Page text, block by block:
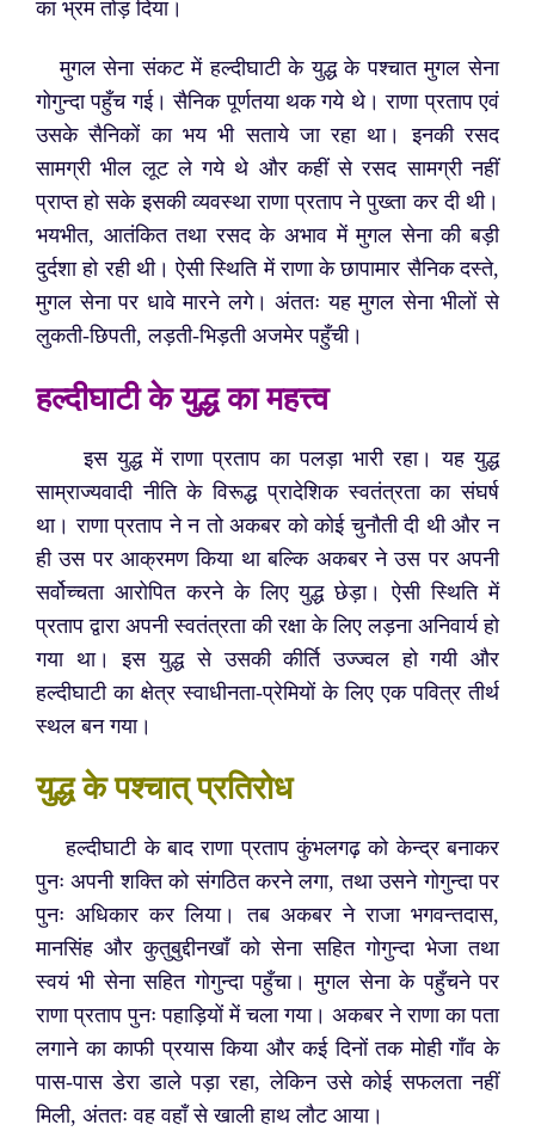
का भ्रम तोड़ दिया।
मुगल सेना संकट में हल्दीघाटी के युद्ध के पश्चात मुगल सेना
गोगुन्दा पहुँच गई। सैनिक पूर्णतया थक गये थे। राणा प्रताप एवं
उसके सैनिकों का भय भी सताये जा रहा था। इनकी रसद
सामग्री भील लूट ले गये थे और कहीं से रसद सामग्री नहीं
प्राप्त हो सके इसकी व्यवस्था राणा प्रताप ने पुख्ता कर दी थी।
भयभीत, आतंकित तथा रसद के अभाव में मुगल सेना की बड़ी
दुर्दशा हो रही थी। ऐसी स्थिति में राणा के छापामार सैनिक दस्ते,
मुगल सेना पर धावे मारने लगे। अंततः यह मुगल सेना भीलों से
लुकती-छिपती, लड़ती-भिड़ती अजमेर पहुँची।
हल्दीघाटी के युद्ध का महत्त्व
इस युद्ध में राणा प्रताप कापलड़ा भारी रहा। यह युद्ध
साम्राज्यवादी नीति के विरूद्ध प्रादेशिक स्वतंत्रता का संघर्ष
था। राणा प्रताप ने न तो अकबर को कोई चुनौती दी थी और न
ही उस पर आक्रमण किया था बल्कि अकबर ने उस पर अपनी
सर्वोच्चता आरोपित करने के लिए युद्ध छेड़ा। ऐसी स्थिति में
प्रताप द्वारा अपनी स्वतंत्रता की रक्षा के लिए लड़ना अनिवार्य हो
गया था। इस युद्ध से उसकी कीर्ति उज्ज्वल हो गयी और
हल्दीघाटी का क्षेत्र स्वाधीनता-प्रेमियों के लिए एक पवित्र तीर्थ
स्थल बन गया।
युद्ध के पश्चात् प्रतिरोध
हल्दीघाटी के बाद राणा प्रताप कुंभलगढ़ को केन्द्र बनाकर
पुनः अपनी शक्ति को संगठित करने लगा, तथा उसने गोगुन्दा पर
पुनः अधिकार कर लिया। तब अकबर ने राजा भगवन्तदास,
मानसिंह और कुतुबुद्दीनखाँ को सेना सहित गोगुन्दा भेजा तथा
स्वयं भी सेना सहित गोगुन्दा पहुँचा। मुगल सेना के पहुँचने पर
राणा प्रताप पुनः पहाड़ियों में चला गया। अकबर ने राणा का पता
लगाने का काफी प्रयास किया और कई दिनों तक मोही गाँव के
पास-पास डेरा डाले पड़ा रहा, लेकिन उसे कोई सफलता नहीं
मिली, अंततः वह वहाँ से खाली हाथ लौट आया।